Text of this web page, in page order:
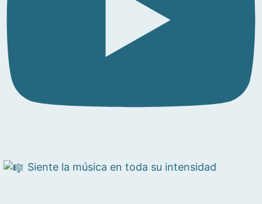
Siente la música en toda su intensidad